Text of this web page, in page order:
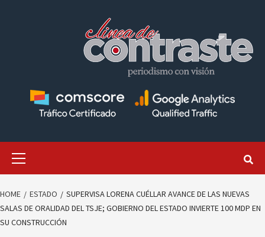
HOME ESTADO
SUPERVISA LORENA CUÉLLAR AVANCE DE LAS NUEVAS
SALAS DE ORALIDAD DEL TSJE; GOBIERNO DEL ESTADO INVIERTE 100 MDP EN
SU CONSTRUCCIÓN